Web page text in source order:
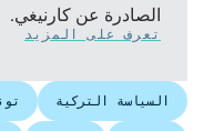
الصادرة عن كارنيغي.
تعرف على المزيد
السياسة التركية